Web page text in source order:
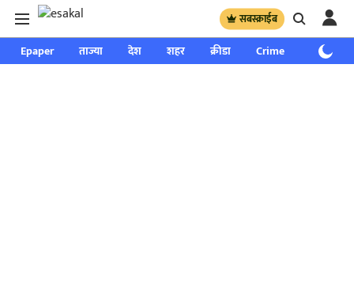
सबस्क्राईब
Epaper ताज्या देश शहर क्रीडा Crime साप्ताहिक